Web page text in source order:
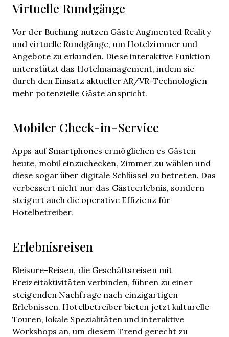
Virtuelle Rundgänge
Vor der Buchung nutzen Gäste Augmented Reality
und virtuelle Rundgänge, um Hotelzimmer und
Angebote zu erkunden. Diese interaktive Funktion
unterstützt das Hotelmanagement, indem sie
durch den Einsatz aktueller AR/VR-Technologien
mehr potenzielle Gäste anspricht.
Mobiler Check-in-Service
Apps auf Smartphones ermöglichen es Gästen
heute, mobil einzuchecken, Zimmer zu wählen und
diese sogar über digitale Schlüssel zu betreten. Das
verbessert nicht nur das Gästeerlebnis, sondern
steigert auch die operative Effizienz für
Hotelbetreiber.
Erlebnisreisen
Bleisure-Reisen, die Geschäftsreisen mit
Freizeitaktivitäten verbinden, führen zu einer
steigenden Nachfrage nach einzigartigen
Erlebnissen. Hotelbetreiber bieten jetzt kulturelle
Touren, lokale Spezialitäten und interaktive
Workshops an, um diesem Trend gerecht zu